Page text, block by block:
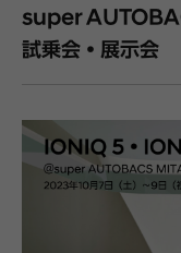
super
試乗会・展示会